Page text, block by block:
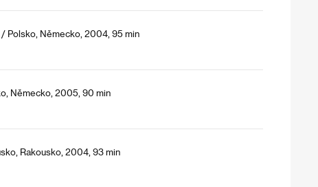
Polsko, Německo, 2004, 95 min
Německo, 2005, 90 min
Rakousko, 2004, 93 min